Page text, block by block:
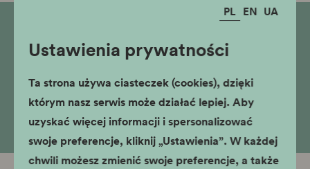
PL EN UA
Ustawienia prywatności
Ta strona używa ciasteczek (cookies), dzięki
którym nasz serwis może działać lepiej. Aby
uzyskać więcej informacji i spersonalizować
swoje preferencje, kliknij „Ustawienia”. W każdej
chwili możesz zmienić swoje preferencje, a także
Brak wyników dla podanych kryteriów
wyszukiwania
1